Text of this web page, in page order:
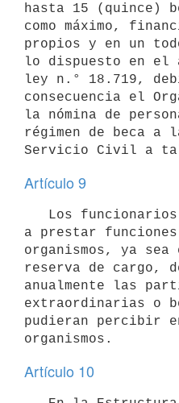
hasta 15 (quince)
como máximo,
propios y en un
lo dispuesto en
ley n.° 18.719,
consecuencia el
la nómina de
régimen de beca a
Artículo 9
a prestar
organismos, ya sea
reserva de cargo,
anualmente las
extraordinarias o
pudieran percibir
Artículo 10